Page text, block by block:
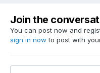
Join the
You can post now and
sign in now to post with